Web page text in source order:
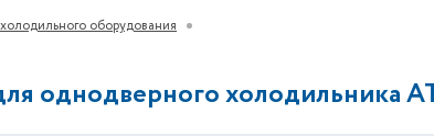
оборудования
однодверного холодильника